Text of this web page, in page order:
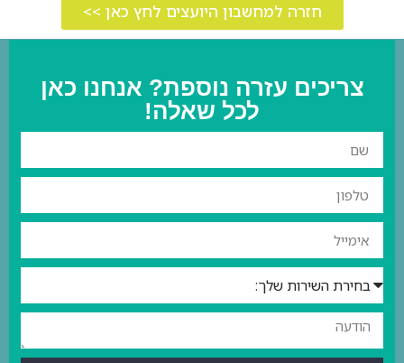
חזרה למחשבון היועצים לחץ כאן >>
צריכים עזרה נוספת? אנחנו כאן
לכל שאלה!